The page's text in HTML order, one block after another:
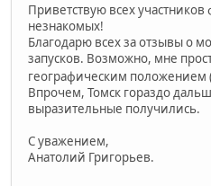
Приветствую всех
незнакомых!
Благодарю всех за отзывы о
запусков. Возможно, мне
географическим положением
Впрочем, Томск гораздо
выразительные получились.
С уважением,
Анатолий Григорьев.